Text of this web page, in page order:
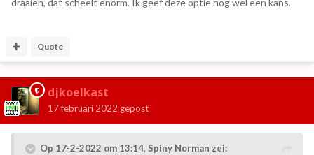
draaien, dat scheelt enorm. Ik geef deze optie nog wel een kans.
Quote
djkoelkast
17 februari 2022 gepost
Op 17-2-2022 om 13:14, Spiny Norman zei: